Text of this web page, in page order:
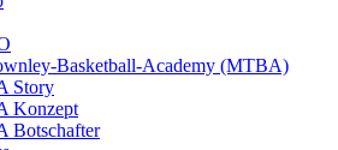
Basketball-Academy (MTBA)
Story
Konzept
Botschafter